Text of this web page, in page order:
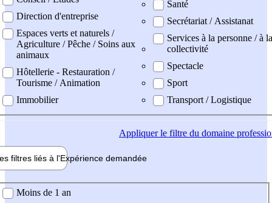
Direction d'entreprise
Espaces verts et naturels /
Agriculture / Pêche / Soins aux
animaux
Hôtellerie - Restauration /
Tourisme / Animation
Immobilier
Santé
Secrétariat / Assistanat
Services à la personne / à la
collectivité
Spectacle
Sport
Transport / Logistique
Appliquerle filtre du domaine
filtres liés à l'Expérience demandée
demandée
Moins de 1 an